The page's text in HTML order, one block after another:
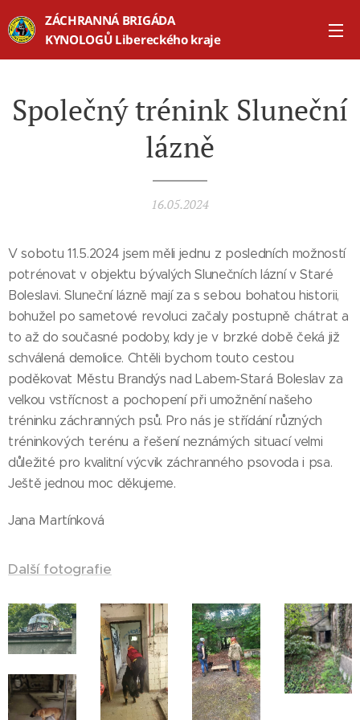
ZÁCHRANNÁ BRIGÁDA
KYNOLOGŮ Libereckého kraje
Společný trénink Sluneční
lázně
16.05.2024
V sobotu 11.5.2024 jsem měli jednu z posledních možností
potrénovat v objektu bývalých Slunečních lázní v Staré
Boleslavi. Sluneční lázně mají za s sebou bohatou historii,
bohužel po sametové revoluci začaly postupně chátrat a
to až do současné podoby, kdy je v brzké době čeká již
schválená demolice. Chtěli bychom touto cestou
poděkovat Městu Brandýs nad Labem-Stará Boleslav za
velkou vstřícnost a pochopení při umožnění našeho
tréninku záchranných psů. Pro nás je střídání různých
tréninkových terénu a řešení neznámých situací velmi
důležité pro kvalitní výcvik záchranného psovoda i psa.
Ještě jednou moc děkujeme.
Jana Martínková
Další fotografie